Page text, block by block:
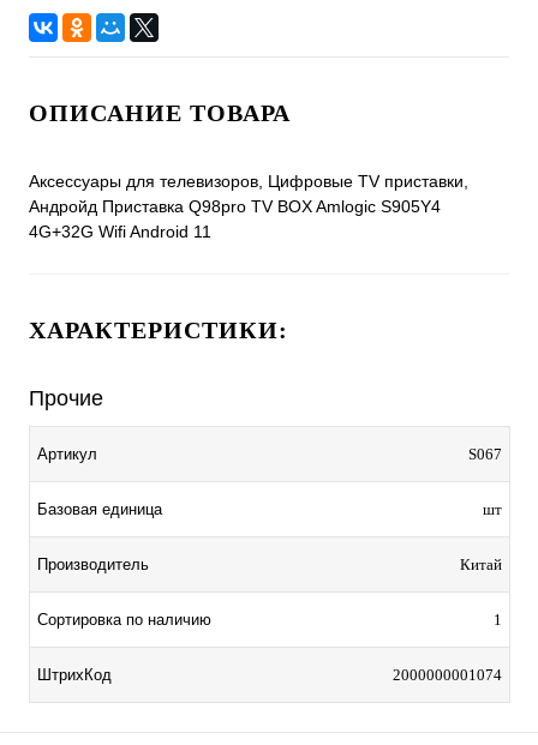
ОПИСАНИЕ ТОВАРА
Аксессуары для телевизоров, Цифровые TV приставки,
Андройд Приставка Q98pro TV BOX Amlogic S905Y4
4G+32G Wifi Android 11
ХАРАКТЕРИСТИКИ:
Прочие
Артикул S067
Базовая единица шт
Производитель Китай
Сортировка по наличию 1
ШтрихКод 2000000001074